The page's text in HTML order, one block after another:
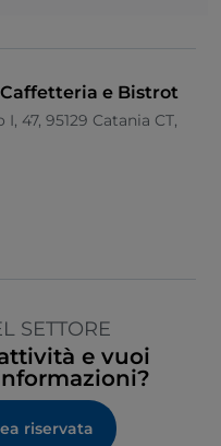
e Bistrot
47, 95129 Catania CT,
SETTORE
e vuoi
riservata